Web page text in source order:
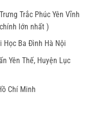
Trắc Phúc Yên Vĩnh
lớn nhất )
Ba Đình Hà Nội
Yên Thế, Huyện Lục
Chí Minh